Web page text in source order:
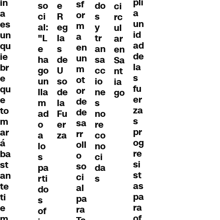
in
a
es
un
qu
ie
br
e
qu
e
to
m
ar
á
ba
st
an
te
ti
e
so
ci
al:
"L
e
ha
go
un
lla
m
ad
o
a
lo
s
pa
rti
do
s
of
e
R
eg
la
s
de
U
so
de
la
Fu
er
za
sf
or
m
a
en
un
m
ot
or
de
de
sa
rr
oll
o
so
ci
al
pa
ra
do
s
y
tr
an
sa
cc
io
ne
s
no
re
co
no
ci
da
s
ci
rc
ul
ar
en
Sa
nt
ia
go
a
un
id
ad
de
la
s
fu
er
za
s
pr
og
re
si
st
as
pa
ra